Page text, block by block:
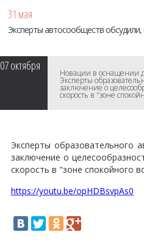
31 мая
Эксперты автосообществ
07октября
Новации в оснащении
​Эксперты
заключение о
скорость в "зоне
​Эксперты образовательного
заключение о
скорость в "зоне спокойного
https://youtu.be/opHDBsvpAs0